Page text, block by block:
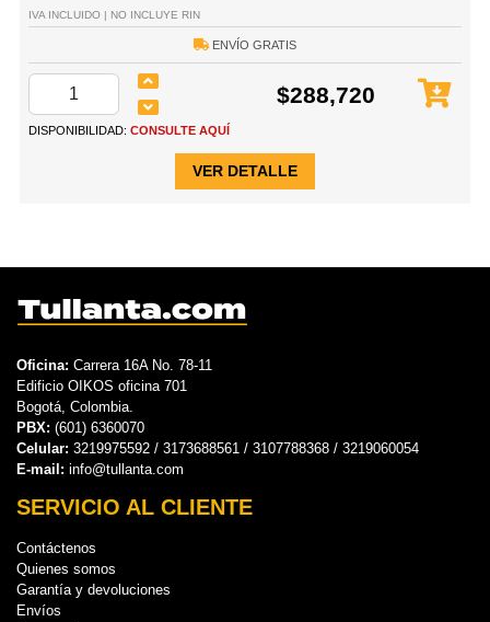
IVA INCLUIDO | NO INCLUYE RIN
ENVÍO GRATIS
$288,720
DISPONIBILIDAD: CONSULTE AQUÍ
VER DETALLE
Oficina: Carrera 16A No. 78-11
Edificio OIKOS oficina 701
Bogotá, Colombia.
PBX: (601) 6360070
Celular: 3219975592 / 3173688561 / 3107788368 / 3219060054
E-mail: info@tullanta.com
SERVICIO AL CLIENTE
Contáctenos
Quienes somos
Garantía y devoluciones
Envíos